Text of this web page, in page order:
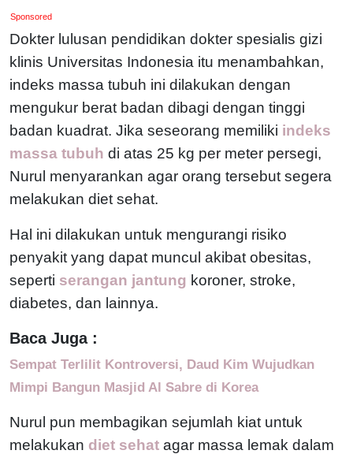
Sponsored
Dokter lulusan pendidikan dokter spesialis gizi
klinis Universitas Indonesia itu menambahkan,
indeks massa tubuh ini dilakukan dengan
mengukur berat badan dibagi dengan tinggi
badan kuadrat. Jika seseorang memiliki indeks
massa tubuh di atas 25 kg per meter persegi,
Nurul menyarankan agar orang tersebut segera
melakukan diet sehat.
Hal ini dilakukan untuk mengurangi risiko
penyakit yang dapat muncul akibat obesitas,
seperti serangan jantung koroner, stroke,
diabetes, dan lainnya.
Baca Juga :
Sempat Terlilit Kontroversi, Daud Kim Wujudkan
Mimpi Bangun Masjid Al Sabre di Korea
Nurul pun membagikan sejumlah kiat untuk
melakukan diet sehat agar massa lemak dalam